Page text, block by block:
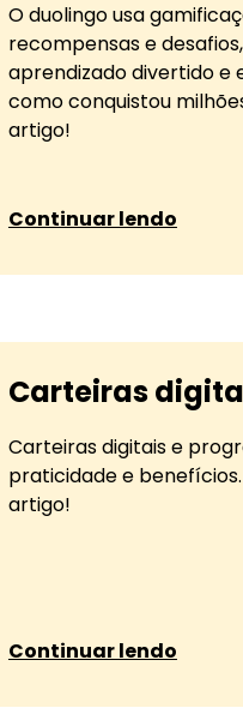
O duolingo usa
recompensas e
aprendizado divertido e
como conquistou
artigo!
Continuar lendo
Carteiras
Carteiras digitais e
praticidade e
artigo!
Continuar lendo